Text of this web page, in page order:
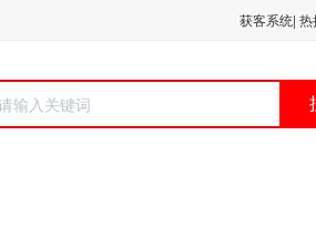
获客系统| 热